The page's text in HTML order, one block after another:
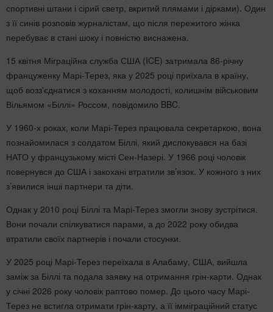
спортивні штани і сірий светр, вкритий плямами і дірками). Один
з її синів розповів журналістам, що після пережитого жінка
перебуває в стані шоку і повністю виснажена.
15 квітня Міграційна служба США (ICE) затримала 86-річну
француженку Марі-Терез, яка у 2025 році приїхала в країну,
щоб возз'єднатися з коханням молодості, колишнім військовим
Вільямом «Біллі» Россом, повідомило BBC.
У 1960-х роках, коли Марі-Терез працювала секретаркою, вона
познайомилася з солдатом Біллі, який дислокувався на базі
НАТО у французькому місті Сен-Назері. У 1966 році чоловік
повернувся до США і закохані втратили зв’язок. У кожного з них
з’явилися інші партнери та діти.
Однак у 2010 році Біллі та Марі-Терез змогли знову зустрітися.
Вони почали спілкуватися парами, а до 2022 року обидва
втратили своїх партнерів і почали стосунки.
У 2025 році Марі-Терез переїхала в Алабаму, США, вийшла
заміж за Біллі та подала заявку на отримання грін-карти. Однак
у січні 2026 року чоловік раптово помер. До цього часу Марі-
Терез не встигла отримати грін-карту, а її імміграційний статус